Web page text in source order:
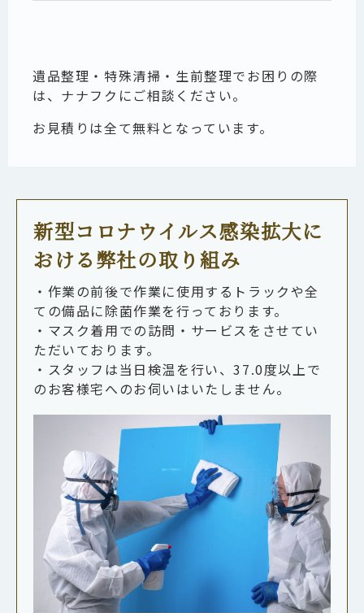
遺品整理・特殊清掃・生前整理でお困りの際
は、ナナフクにご相談ください。
お見積りは全て無料となっています。
新型コロナウイルス感染拡大に
おける弊社の取り組み
・作業の前後で作業に使用するトラックや全
ての備品に除菌作業を行っております。
・マスク着用での訪問・サービスをさせてい
ただいております。
・スタッフは当日検温を行い、37.0度以上で
のお客様宅へのお伺いはいたしません。